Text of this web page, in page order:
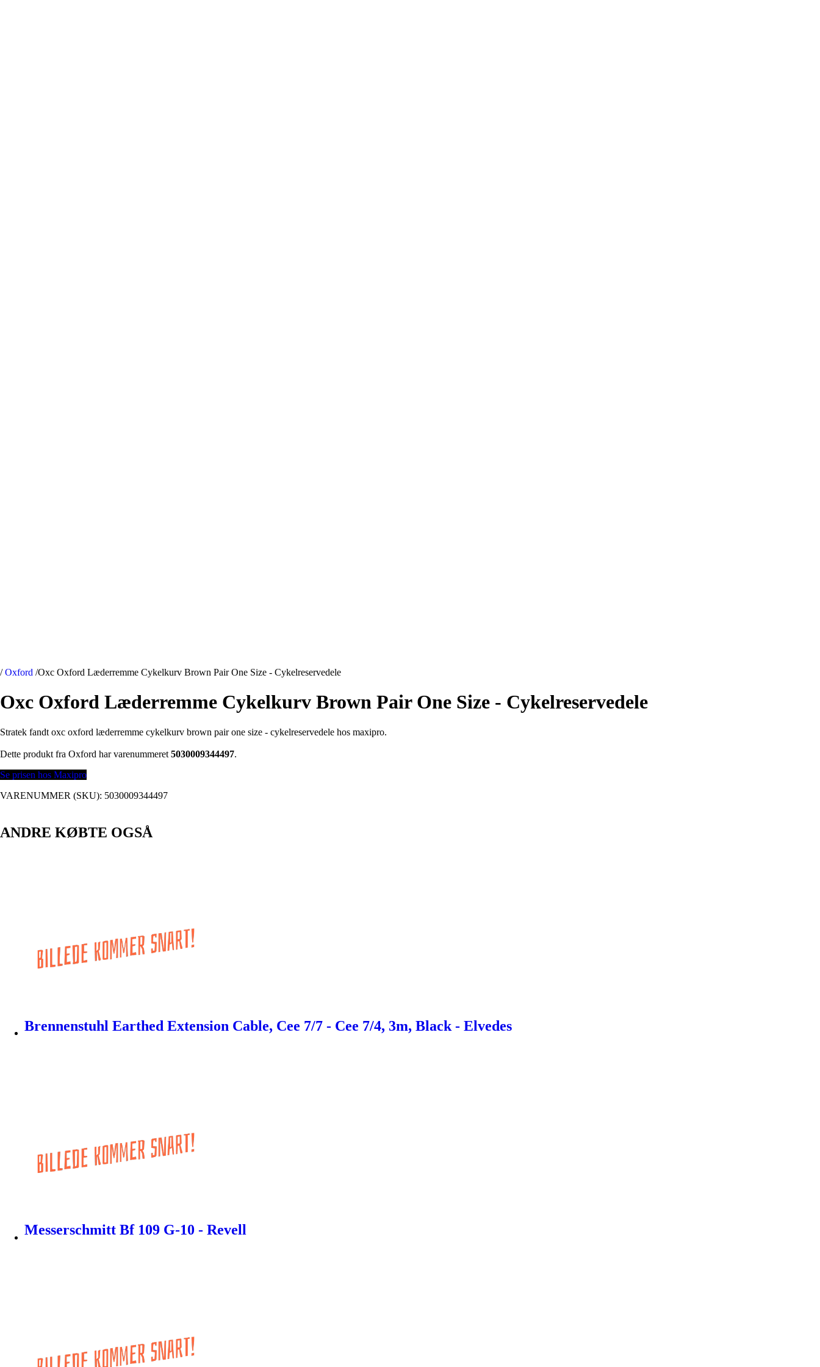
/ Oxford /Oxc Oxford Læderremme Cykelkurv Brown Pair One Size - Cykelreservedele
Oxc Oxford Læderremme Cykelkurv Brown Pair One Size - Cykelreservedele
Stratek fandt oxc oxford læderremme cykelkurv brown pair one size - cykelreservedele hos maxipro.
Dette produkt fra Oxford har varenummeret 5030009344497.
Se prisen hos Maxipro
VARENUMMER (SKU): 5030009344497
ANDRE KØBTE OGSÅ
Brennenstuhl Earthed Extension Cable, Cee 7/7 - Cee 7/4, 3m, Black - Elvedes
Messerschmitt Bf 109 G-10 - Revell